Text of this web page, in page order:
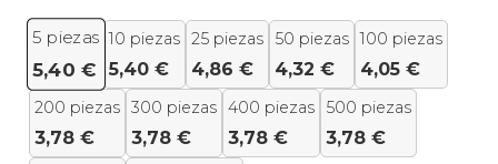
5 piezas
5,40 €
10 piezas
5,40 €
25 piezas
4,86 €
50 piezas
4,32 €
100 piezas
4,05 €
200 piezas
3,78 €
300 piezas
3,78 €
400 piezas
3,78 €
500 piezas
3,78 €